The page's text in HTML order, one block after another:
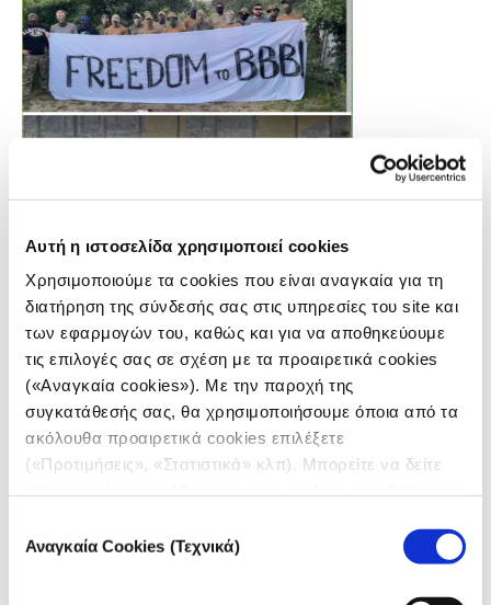
Αυτή η ιστοσελίδα χρησιμοποιεί cookies
Χρησιμοποιούμε τα cookies που είναι αναγκαία για τη
διατήρηση της σύνδεσής σας στις υπηρεσίες του site και
των εφαρμογών του, καθώς και για να αποθηκεύουμε
τις επιλογές σας σε σχέση με τα προαιρετικά cookies
(«Αναγκαία cookies»). Με την παροχή της
συγκατάθεσής σας, θα χρησιμοποιήσουμε όποια από τα
ακόλουθα προαιρετικά cookies επιλέξετε
(«Προτιμήσεις», «Στατιστικά» κλπ). Μπορείτε να δείτε
συγκατάθεσης
Αναγκαία Cookies (Τεχνικά)
Στιγμιότυπο οθόνης από ένα από τα μεγαλύτερα
κανάλια του Telegram που σχετίζεται με τον χώρο
των ακροδεξιών χούλιγκαν. Τη συγκεκριμένη
δημοσίευση έχουν δει παραπάνω από έντεκα
ανάμεσα στους BBB και σε οπαδούς της Ντιναμό